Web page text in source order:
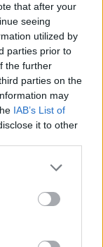
that after your
seeing
utilized by
parties prior to
the further
parties on the
may
IAB’s List of
it to other
more Google
may click to
party tags to
below Google
τα